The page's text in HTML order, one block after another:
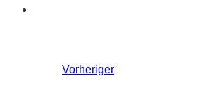
Vorheriger